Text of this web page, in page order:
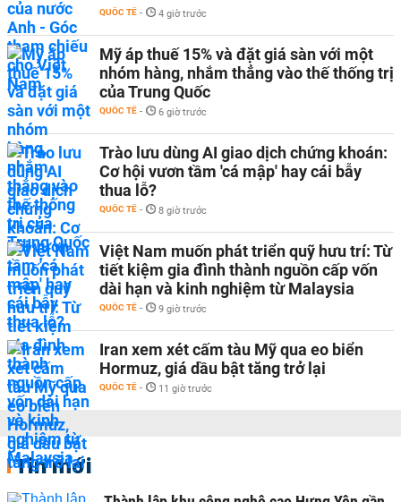
QUỐC TẾ - 4 giờ trước
Mỹ áp thuế 15% và đặt giá sàn với một
nhóm hàng, nhắm thẳng vào thế thống trị
của Trung Quốc
QUỐC TẾ - 6 giờ trước
Trào lưu dùng AI giao dịch chứng khoán:
Cơ hội vươn tầm 'cá mập' hay cái bẫy
thua lỗ?
QUỐC TẾ - 8 giờ trước
Việt Nam muốn phát triển quỹ hưu trí: Từ
tiết kiệm gia đình thành nguồn cấp vốn
dài hạn và kinh nghiệm từ Malaysia
QUỐC TẾ - 9 giờ trước
Iran xem xét cấm tàu Mỹ qua eo biển
Hormuz, giá dầu bật tăng trở lại
QUỐC TẾ - 11 giờ trước
Tin mới